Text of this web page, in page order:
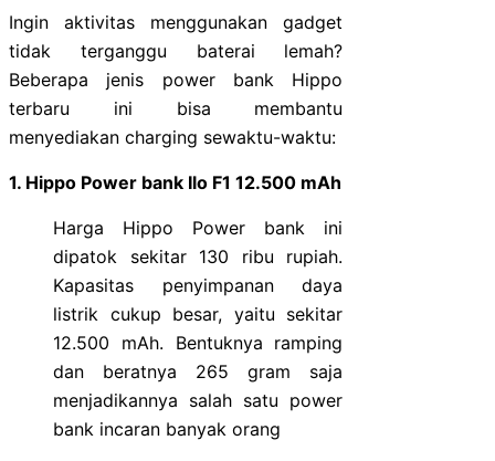
Ingin aktivitas menggunakan gadget
tidak terganggu baterai lemah?
Beberapa jenis power bank Hippo
terbaru ini bisa membantu
menyediakan charging sewaktu-waktu:
1. Hippo Power bank Ilo F1 12.500 mAh
Harga Hippo Power bank ini
dipatok sekitar 130 ribu rupiah.
Kapasitas penyimpanan daya
listrik cukup besar, yaitu sekitar
12.500 mAh. Bentuknya ramping
dan beratnya 265 gram saja
menjadikannya salah satu power
bank incaran banyak orang